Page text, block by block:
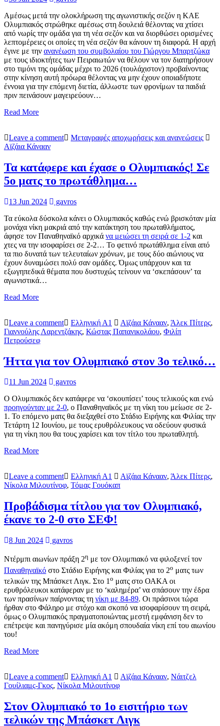
Αμέσως μετά την ολοκλήρωση της αγωνιστικής σεζόν η ΚΑΕ
Ολυμπιακός στρώθηκε αμέσως στη δουλειά θέλοντας να χτίσει
από νωρίς την ομάδα για τη νέα σεζόν και να διορθώσει ορισμένες
λεπτομέρειες οι οποίες τη νέα σεζόν θα κάνουν τη διαφορά. Η αρχή
έγινε με την ανανέωση του συμβολαίου του Γιώργου Μπαρτζώκα
με τους ιδιοκτήτες των Πειραιωτών να θέλουν να τον διατηρήσουν
στο τιμόνι της ομάδας μέχρι το 2026 (τουλάχιστον) προβαίνοντας
στην κίνηση αυτή πρόωρα θέλοντας να μην έχουν οποιαδήποτε
έννοια για την επόμενη διετία, άλλωστε των φρονίμων τα παιδιά
πριν πεινάσουν μαγειρεύουν…
Read More
Leave a comment
Μεταγραφές αποχωρήσεις και ανανεώσεις
Αϊζάια Κάνααν
Τα κατάφερε και έχασε ο Ολυμπιακός! Σε
5ο ματς το πρωτάθλημα…
13 Jun 2024
gavros
Τα εύκολα δύσκολα κάνει ο Ολυμπιακός καθώς ενώ βρισκόταν μία
μονάχα νίκη μακριά από την κατάκτηση του πρωταθλήματος,
άφησε τον Παναθηναϊκό αρχικά να μειώσει τη σειρά σε 1-2 και
χτες να την ισοφαρίσει σε 2-2… Το φετινό πρωτάθλημα είναι από
τα πιο δυνατά των τελευταίων χρόνων, με τους δύο αιώνιους να
έχουν δυναμώσει πολύ σαν ομάδες. Όμως υπάρχουν και τα
εξωγηπεδικά θέματα που δυστυχώς τείνουν να ‘σκεπάσουν’ τα
αγωνιστικά…
Read More
Leave a comment Ελληνική Α1 Αϊζάια Κάνααν, Άλεκ Πίτερς,
Γιαννούλης Λαρεντζάκης, Κώστας Παπανικολάου, Φιλίπ
Πετρούσεφ
Ήττα για τον Ολυμπιακό στον 3ο τελικό…
11 Jun 2024
gavros
Ο Ολυμπιακός δεν κατάφερε να ‘σκουπίσει’ τους τελικούς και ενώ
προηγούνταν με 2-0, ο Παναθηναϊκός με τη νίκη του μείωσε σε 2-
1. Το επόμενο ματς θα διεξαχθεί στο Στάδιο Ειρήνης και Φιλίας την
Τετάρτη 12 Ιουνίου, με τους ερυθρόλευκους να οδεύουν φυσικά
για τη νίκη που θα τους χαρίσει και τον τίτλο του πρωταθλητή.
Read More
Leave a comment Ελληνική Α1 Αϊζάια Κάνααν, Άλεκ Πίτερς,
Νίκολα Μιλουτίνοφ, Τόμας Γουόκαπ
Προβάδισμα τίτλου για τον Ολυμπιακό,
έκανε το 2-0 στο ΣΕΦ!
8 Jun 2024 gavros
Ντέρμπι αιωνίων πράξη 2η με τον Ολυμπιακό να φιλοξενεί τον
Παναθηναϊκό στο Στάδιο Ειρήνης και Φιλίας για το 2ο ματς των
τελικών της Μπάσκετ Λιγκ. Στο 1 ο ματς στο ΟΑΚΑ οι
ερυθρόλευκοι κατάφεραν με το ‘καλημέρα’ να σπάσουν την έδρα
των πρασίνων παίρνοντας τη νίκη με 84-89. Οι πράσινοι τώρα
ήρθαν στο Φάληρο με στόχο και σκοπό να ισοφαρίσουν τη σειρά,
όμως ο Ολυμπιακός πραγματοποιώντας μεστή εμφάνιση δεν το
επέτρεψε και πανηγύρισε μία ακόμη σπουδαία νίκη επί του αιωνίου
του!
Read More
Leave a comment Ελληνική Α1 Αϊζάια Κάνααν, Νάιτζελ
Γουίλιαμς-Γκος, Νίκολα Μιλουτίνοφ
Στον Ολυμπιακό το 1ο εισιτήριο των
τελικών της Μπάσκετ Λιγκ